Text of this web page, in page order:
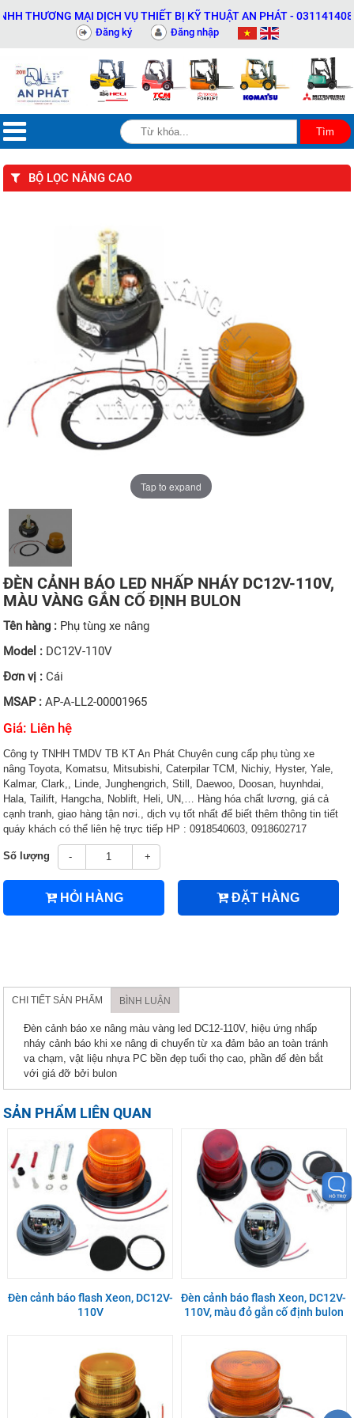
MẠI DỊCH VỤ THIẾT BỊ KỸ THUẬT AN PHÁT - 0311414081
Đăng ký Đăng nhập
BỘ LỌC NÂNG CAO
Tap to expand
ĐÈN CẢNH BÁO LED NHẤP NHÁY DC12V-110V,
MÀU VÀNG GẮN CỐ ĐỊNH BULON
Tên hàng : Phụ tùng xe nâng
Model : DC12V-110V
Đơn vị :Cái
MSAP :AP-A-LL2-00001965
Giá: Liên hệ
Công ty TNHH TMDV TB KT An Phát Chuyên cung cấp phụ tùng xe
nâng Toyota, Komatsu, Mitsubishi, Caterpilar TCM, Nichiy, Hyster, Yale,
Kalmar, Clark,, Linde, Junghengrich, Still, Daewoo, Doosan, huynhdai,
Hala, Tailift, Hangcha, Noblift, Heli, UN,… Hàng hóa chất lương, giá cả
cạnh tranh, giao hàng tận nơi., dịch vụ tốt nhất để biết thêm thông tin tiết
quáy khách có thể liên hệ trực tiếp HP : 0918540603, 0918602717
Số lượng - +
HỎI HÀNG ĐẶT HÀNG
CHI TIẾT SẢN PHẨM BÌNH LUẬN
Đèn cảnh báo xe nâng màu vàng led DC12-110V, hiệu ứng nhấp
nháy cảnh báo khi xe nâng di chuyển từ xa đảm bảo an toàn tránh
va chạm, vật liệu nhựa PC bền đẹp tuổi thọ cao, phần đế đèn bắt
với giá đỡ bởi bulon
SẢN PHẨM LIÊN QUAN
Đèn cảnh báo flash Xeon, DC12V-
110V
Đèn cảnh báo flash Xeon, DC12V-
110V, màu đỏ gắn cố định bulon